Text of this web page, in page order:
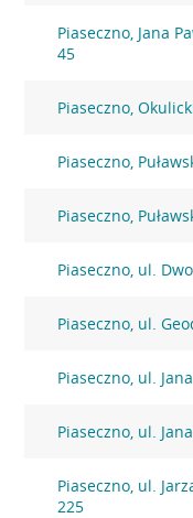
Piaseczno, Jana
45
Piaseczno,
Piaseczno,
Piaseczno,
Piaseczno, ul.
Piaseczno, ul.
Piaseczno, ul.
Piaseczno, ul.
Piaseczno, ul.
225